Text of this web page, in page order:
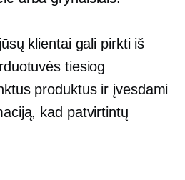
klientai gali pirkti iš
tiesiog
produktus ir įvesdami
kad patvirtintų